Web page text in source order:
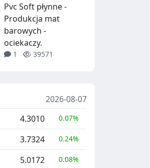
Pvc Soft płynne -
Produkcja mat
barowych -
ociekaczy.
1 39571
2026-08-07
4.3010 0.07%
3.7324 0.24%
5.0172 0.08%